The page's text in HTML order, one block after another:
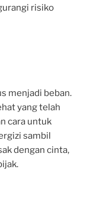
risiko
menjadi beban.
yang telah
cara untuk
sambil
dengan cinta,